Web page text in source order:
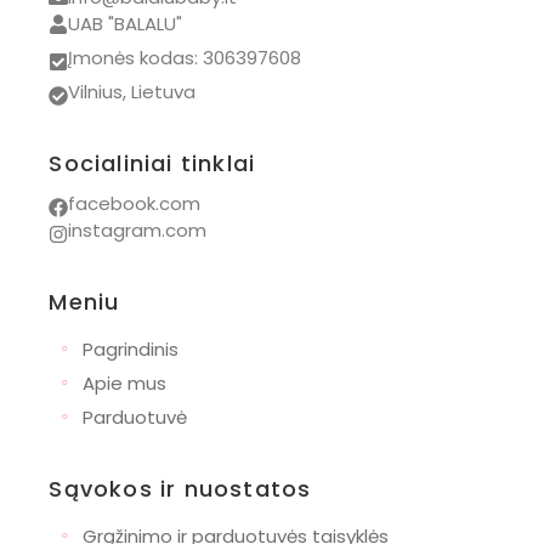
Kidiwi
Kovap
Mrs. Ertha
Numskull
PAZ Rodriguez
Wishbone
Dovanos
Naujagimiams
Krikštynoms
Pirmajai komunijai
UAB "BALALU"
Įmonės kodas: 306397608
Vilnius, Lietuva
Socialiniai tinklai
facebook.com
instagram.com
Meniu
◦
Pagrindinis
◦ Apie mus
◦ Parduotuvė
Sąvokos ir nuostatos
◦
Grąžinimo ir parduotuvės taisyklės